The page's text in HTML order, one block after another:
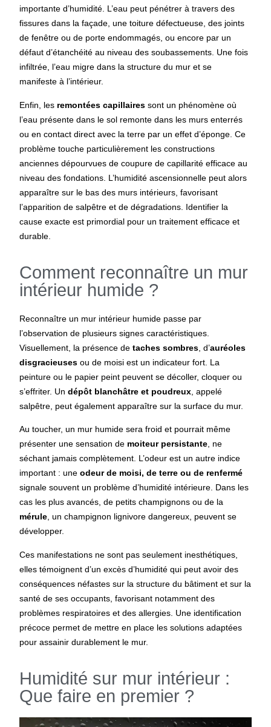
importante d’humidité. L’eau peut pénétrer à travers des
fissures dans la façade, une toiture défectueuse, des joints
de fenêtre ou de porte endommagés, ou encore par un
défaut d’étanchéité au niveau des soubassements. Une fois
infiltrée, l’eau migre dans la structure du mur et se
manifeste à l’intérieur.
Enfin, les remontées capillaires sont un phénomène où
l’eau présente dans le sol remonte dans les murs enterrés
ou en contact direct avec la terre par un effet d’éponge. Ce
problème touche particulièrement les constructions
anciennes dépourvues de coupure de capillarité efficace au
niveau des fondations. L’humidité ascensionnelle peut alors
apparaître sur le bas des murs intérieurs, favorisant
l’apparition de salpêtre et de dégradations. Identifier la
cause exacte est primordial pour un traitement efficace et
durable.
Comment reconnaître un mur
intérieur humide ?
Reconnaître un mur intérieur humide passe par
l’observation de plusieurs signes caractéristiques.
Visuellement, la présence detaches sombres , d’auréoles
disgracieuses ou de moisi est un indicateur fort. La
peinture ou le papier peint peuvent se décoller, cloquer ou
s’effriter. Undépôt blanchâtre et poudreux , appelé
salpêtre, peut également apparaître sur la surface du mur.
Au toucher, un mur humide sera froid et pourrait même
présenter une sensation de moiteur persistante, ne
séchant jamais complètement. L’odeur est un autre indice
important : uneodeur de moisi, de terre ou de renfermé
signale souvent un problème d’humidité intérieure. Dans les
cas les plus avancés, de petits champignons ou de la
mérule, un champignon lignivore dangereux, peuvent se
développer.
Ces manifestations ne sont pas seulement inesthétiques,
elles témoignent d’un excès d’humidité qui peut avoir des
conséquences néfastes sur la structure du bâtiment et sur la
santé de ses occupants, favorisant notamment des
problèmes respiratoires et des allergies. Une identification
précoce permet de mettre en place les solutions adaptées
pour assainir durablement le mur.
Humidité sur mur intérieur :
Que faire en premier ?